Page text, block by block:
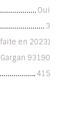
Oui
3
en 2023)
93190
415